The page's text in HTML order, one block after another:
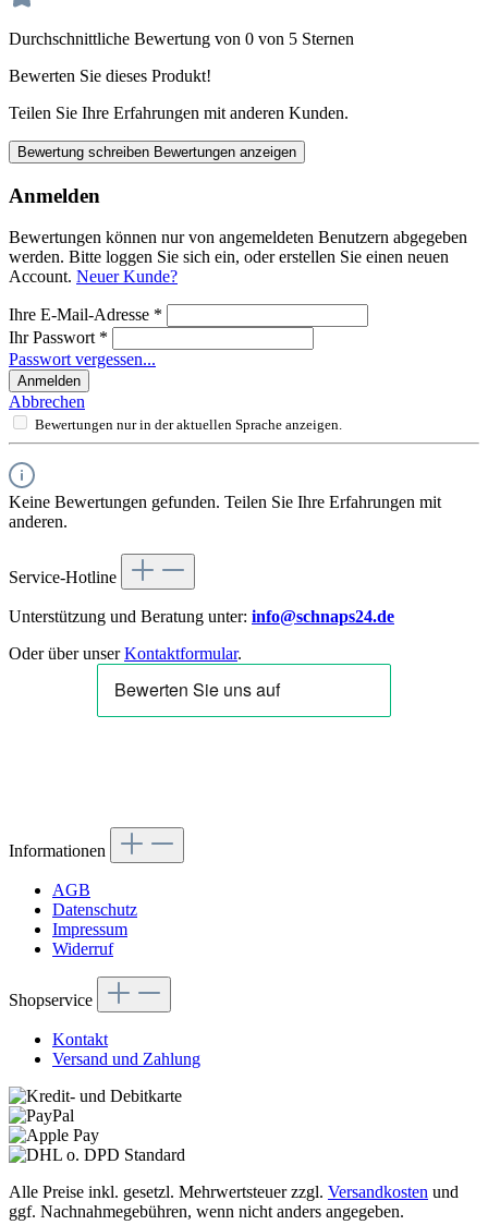
Durchschnittliche Bewertung von 0 von 5 Sternen
Bewerten Sie dieses Produkt!
Teilen Sie Ihre Erfahrungen mit anderen Kunden.
Bewertung schreiben Bewertungen anzeigen
Anmelden
Bewertungen können nur von angemeldeten Benutzern abgegeben
werden. Bitte loggen Sie sich ein, oder erstellen Sie einen neuen
Account. Neuer Kunde?
Ihre E-Mail-Adresse *
Ihr Passwort *
Passwort vergessen...
Anmelden
Abbrechen
Bewertungen nur in der aktuellen Sprache anzeigen.
Keine Bewertungen gefunden. Teilen Sie Ihre Erfahrungen mit
anderen.
Service-Hotline
Unterstützung und Beratung unter: info@schnaps24.de
Oder über unserKontaktformular.
Informationen
AGB
Datenschutz
Impressum
Widerruf
Shopservice
Kontakt
Versand und Zahlung
Alle Preise inkl. gesetzl. Mehrwertsteuer zzgl. Versandkosten und
ggf. Nachnahmegebühren, wenn nicht anders angegeben.